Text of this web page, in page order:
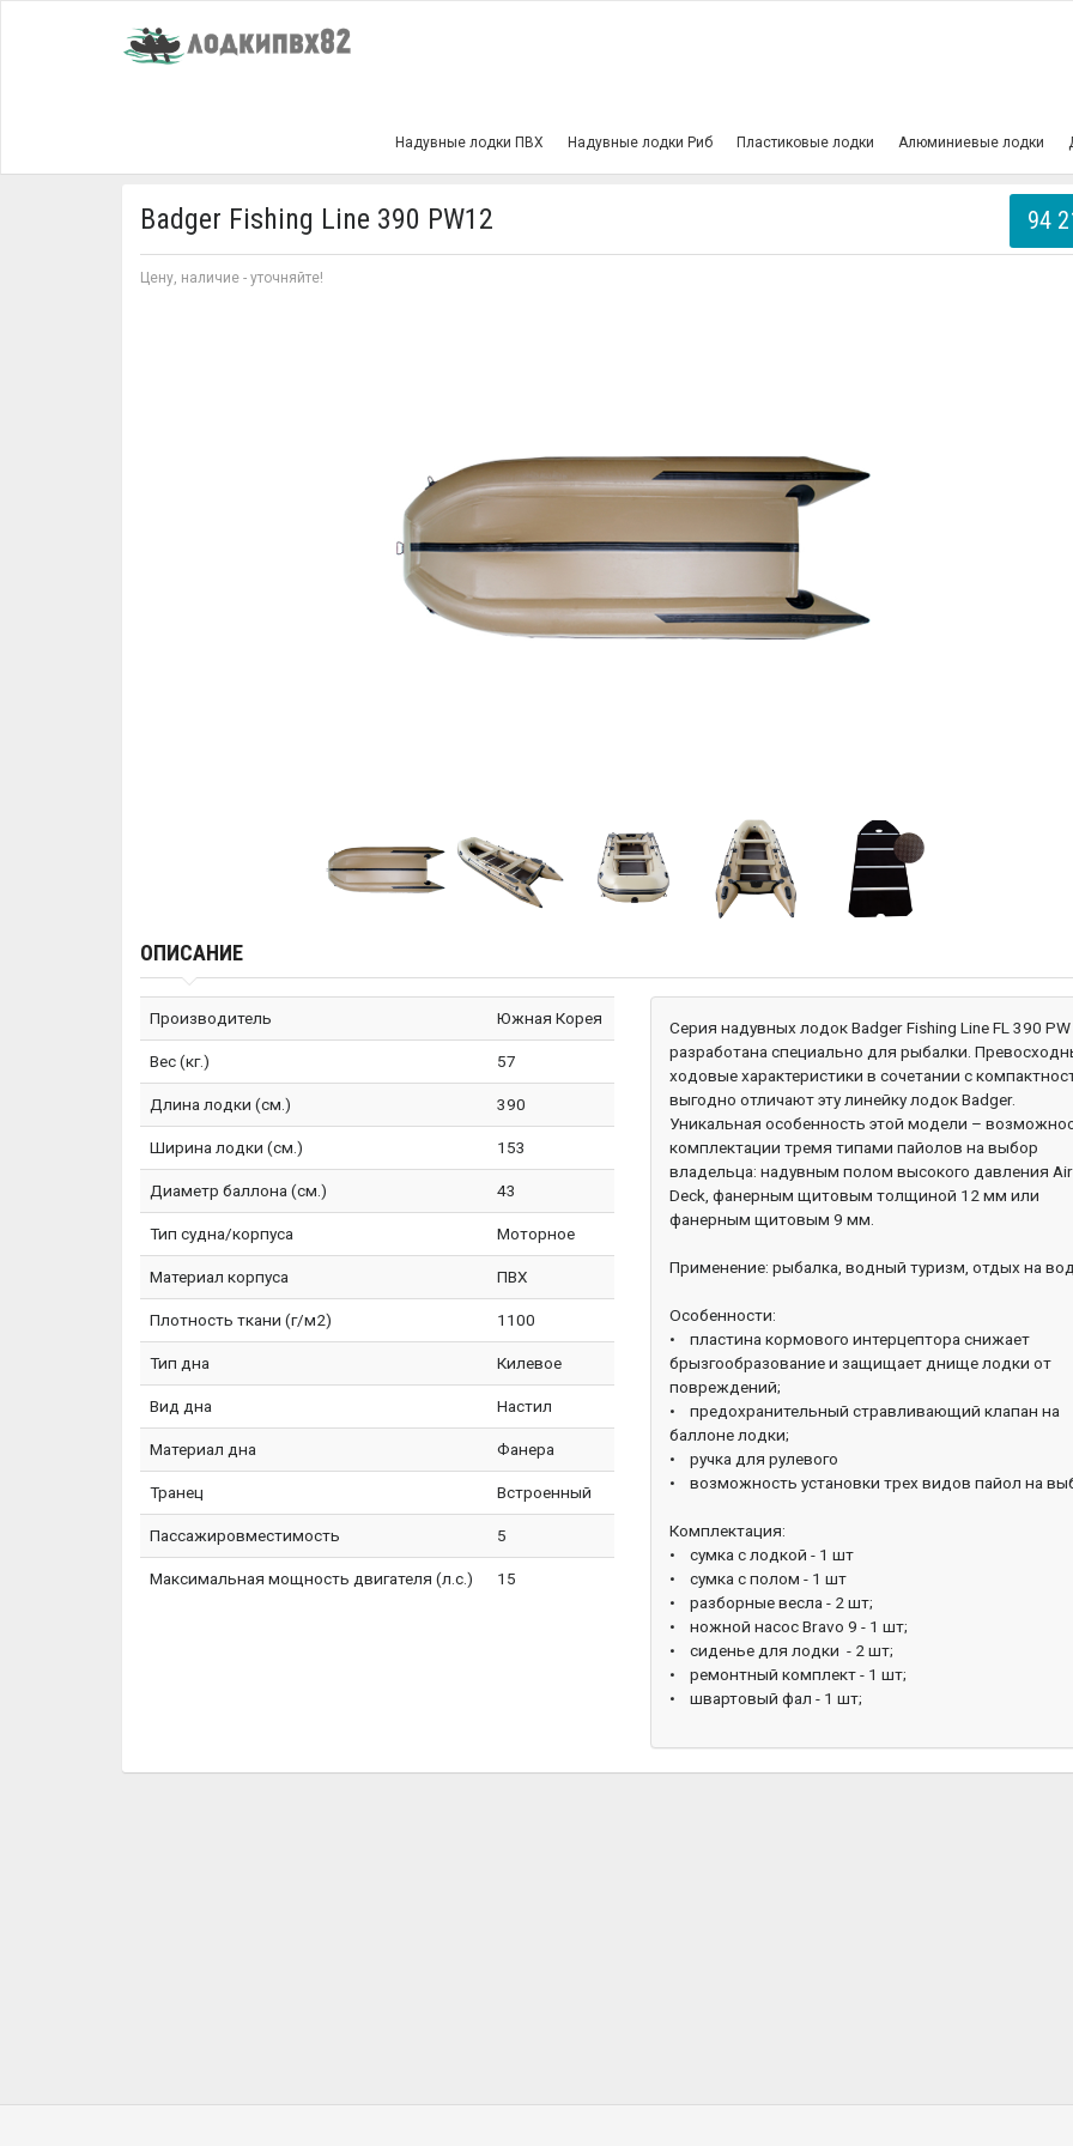
Надувные лодки ПВХ Надувные лодки Риб Пластиковые лодки Алюминиевые лодки
Badger Fishing Line 390 PW12
Цену, наличие - уточняйте!
94
ОПИСАНИЕ
Производитель Южная Корея
Вес (кг.) 57
Длина лодки (см.) 390
Ширина лодки (см.) 153
Диаметр баллона (см.) 43
Тип судна/корпуса Моторное
Материал корпуса ПВХ
Плотность ткани (г/м2) 1100
Тип дна Килевое
Вид дна Настил
Материал дна Фанера
Транец Встроенный
Пассажировместимость 5
Максимальная мощность двигателя (л.с.) 15
Серия надувных лодок Badger Fishing Line FL 390
разработана специально для рыбалки.
ходовые характеристики в сочетании с
выгодно отличают эту линейку лодок Badger.
Уникальная особенность этой модели –
комплектации тремя типами пайолов на выбор
владельца: надувным полом высокого давления Air
Deck, фанерным щитовым толщиной 12 мм или
фанерным щитовым 9 мм.
Применение: рыбалка, водный туризм, отдых на
Особенности:
• пластина кормового интерцептора снижает
брызгообразование и защищает днище лодки от
повреждений;
• предохранительный стравливающий клапан на
баллоне лодки;
• ручка для рулевого
• возможность установки трех видов пайол на
Комплектация:
• сумка с лодкой - 1 шт
• сумка с полом - 1 шт
• разборные весла - 2 шт;
• ножной насос Bravo 9 - 1 шт;
• сиденье для лодки - 2 шт;
• ремонтный комплект - 1 шт;
• швартовый фал - 1 шт;